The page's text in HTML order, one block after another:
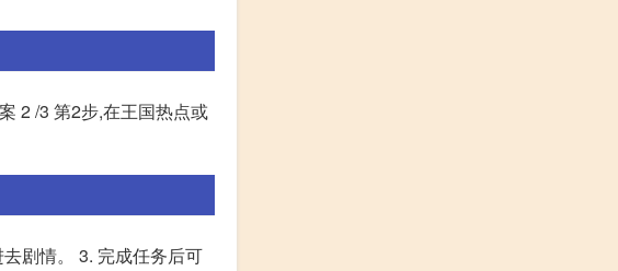
2 /3 第2步,在王国热点或
剧情。 3. 完成任务后可